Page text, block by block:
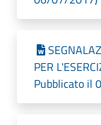
PER
Pubblicato il